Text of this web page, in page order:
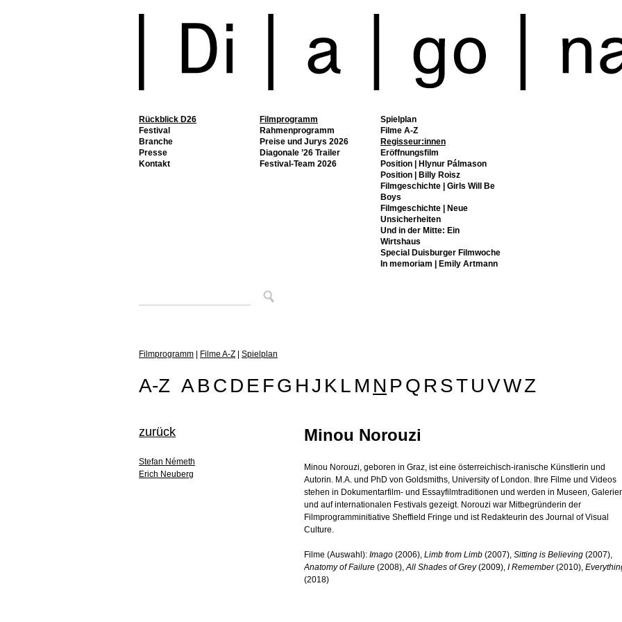
Rückblick D26 Filmprogramm
Spielplan
Filme A-Z
Regisseur:innen
Eröffnungsfilm
Position | Hlynur Pálmason
Position | Billy Roisz
Filmgeschichte | Girls Will Be
Boys
Filmgeschichte | Neue
Unsicherheiten
Und in der Mitte: Ein
Wirtshaus
Special Duisburger Filmwoche
In memoriam | Emily Artmann
Rahmenprogramm
Preise und Jurys 2026
Diagonale ’26 Trailer
Festival-Team 2026
Festival
Branche
Presse
Kontakt
Filmprogramm Filme A-Z Spielplan
A-Z A BC D E FG HJ K L M N PQ RSTUVWZ
zurück
Stefan Németh
Erich Neuberg
Minou Norouzi
Minou Norouzi, geboren in Graz, ist eine österreichisch-iranische Künstlerin und
Autorin. M.A. und PhD von Goldsmiths, University of London. Ihre Filme und Videos
stehen in Dokumentarfilm- und Essayfilmtraditionen und werden in Museen,
und auf internationalen Festivals gezeigt. Norouzi war Mitbegründerin der
Filmprogramminitiative Sheffield Fringe und ist Redakteurin des Journal of Visual
Culture.
Filme (Auswahl): Imago (2006), Limb from Limb (2007), Sitting is Believing (2007),
Anatomy of Failure (2008),All Shades of Grey(2009), I Remember(2010),
(2018)